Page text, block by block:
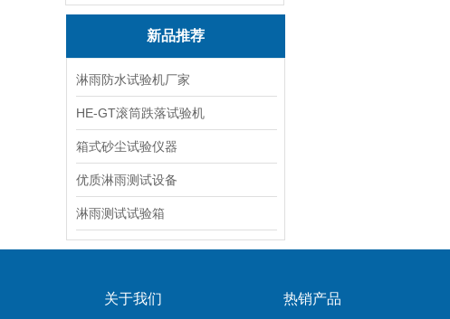
新品推荐
淋雨防水试验机厂家
HE-GT滚筒跌落试验机
箱式砂尘试验仪器
优质淋雨测试设备
淋雨测试试验箱
关于我们 热销产品